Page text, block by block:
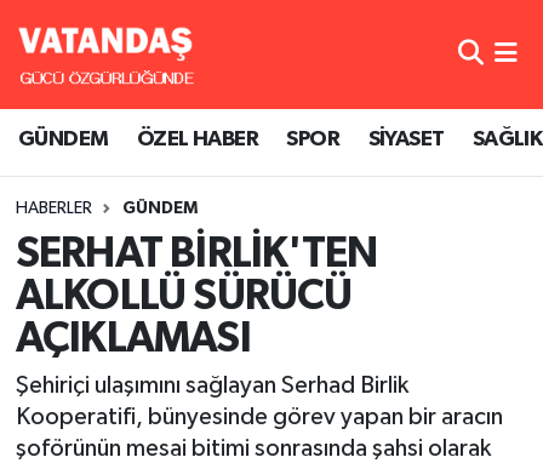
GÜNDEM ÖZEL HABER SPOR SİYASET SAĞLIK
HABERLER GÜNDEM
SERHAT BİRLİK'TEN
ALKOLLÜ SÜRÜCÜ
AÇIKLAMASI
Şehiriçi ulaşımını sağlayan Serhad Birlik
Kooperatifi, bünyesinde görev yapan bir aracın
şoförünün mesai bitimi sonrasında şahsi olarak
GÜNDEM
SPOR
SİYASET
SAĞLIK
Hava Durumu
Süper Lig Puan Durumu ve Fikstür
Tüm Manşetler
Son Dakika Haberleri
Haber Arşivi